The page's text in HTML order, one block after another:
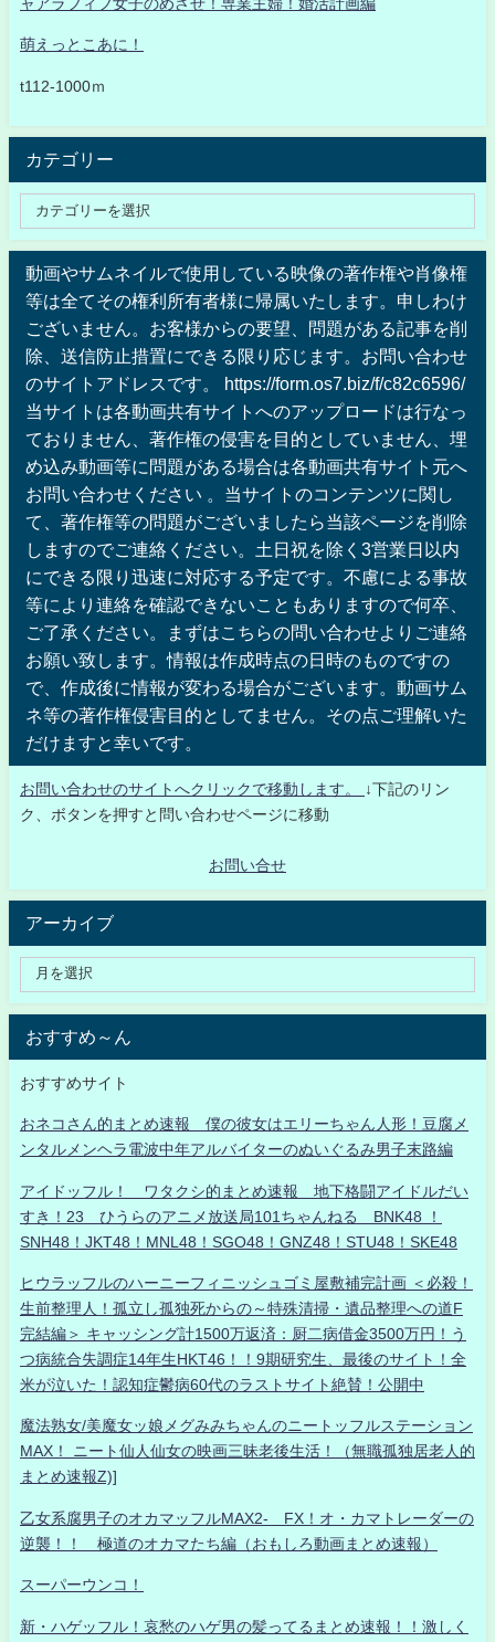
ャアラフィフ女子のめざせ！専業主婦！婚活計画編
萌えっとこあに！
t112-1000ｍ
カテゴリー
動画やサムネイルで使用している映像の著作権や肖像権
等は全てその権利所有者様に帰属いたします。申しわけ
ございません。お客様からの要望、問題がある記事を削
除、送信防止措置にできる限り応じます。お問い合わせ
のサイトアドレスです。 https://form.os7.biz/f/c82c6596/
当サイトは各動画共有サイトへのアップロードは行なっ
ておりません、著作権の侵害を目的としていません、埋
め込み動画等に問題がある場合は各動画共有サイト元へ
お問い合わせください 。当サイトのコンテンツに関し
て、著作権等の問題がございましたら当該ページを削除
しますのでご連絡ください。土日祝を除く3営業日以内
にできる限り迅速に対応する予定です。不慮による事故
等により連絡を確認できないこともありますので何卒、
ご了承ください。まずはこちらの問い合わせよりご連絡
お願い致します。情報は作成時点の日時のものですの
で、作成後に情報が変わる場合がございます。動画サム
ネ等の著作権侵害目的としてません。その点ご理解いた
だけますと幸いです。
お問い合わせのサイトへクリックで移動します。
↓下記のリン
ク、ボタンを押すと問い合わせページに移動
お問い合せ
アーカイブ
おすすめ～ん
おすすめサイト
おネコさん的まとめ速報 僕の彼女はエリーちゃん人形！豆腐メ
ンタルメンヘラ電波中年アルバイターのぬいぐるみ男子末路編
アイドッフル！ ワタクシ的まとめ速報 地下格闘アイドルだい
すき！23 ひうらのアニメ放送局101ちゃんねる BNK48 ！
SNH48！JKT48！MNL48！SGO48！GNZ48！STU48！SKE48
ヒウラッフルのハーニーフィニッシュゴミ屋敷補完計画 ＜必殺！
生前整理人！孤立し孤独死からの～特殊清掃・遺品整理への道F
完結編＞ キャッシング計1500万返済：厨二病借金3500万円！う
つ病統合失調症14年生HKT46！！9期研究生、最後のサイト！全
米が泣いた！認知症鬱病60代のラストサイト絶賛！公開中
魔法熟女/美魔女ッ娘メグみみちゃんのニートッフルステーション
MAX！ ニート仙人仙女の映画三昧老後生活！（無職孤独居老人的
まとめ速報Z)]
乙女系腐男子のオカマッフルMAX2- FX！オ・カマトレーダーの
逆襲！！ 極道のオカマたち編（おもしろ動画まとめ速報）
スーパーウンコ！
新・ハゲッフル！哀愁のハゲ男の髪ってるまとめ速報！！激しく